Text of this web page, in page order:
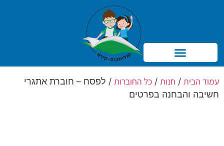
עמוד הבית / חנות / כל החוברות / לפסח – חוברת אתגרי
חשיבה והבחנה בפרטים